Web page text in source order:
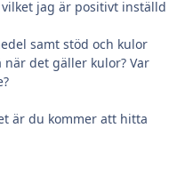
jag är positivt inställd
samt stöd och kulor
det gäller kulor? Var
är du kommer att hitta